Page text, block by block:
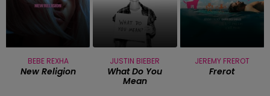
BEBE REXHA
New Religion
JUSTIN BIEBER
What Do You
Mean
JEREMY FREROT
Frerot